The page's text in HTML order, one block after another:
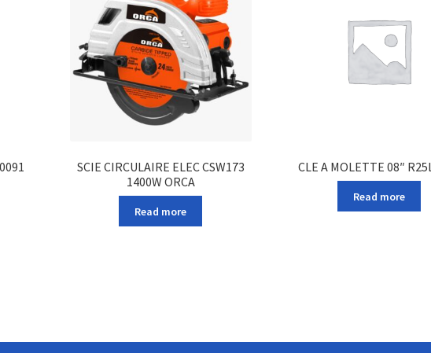
SCIE CIRCULAIRE ELEC CSW173
1400W ORCA
Read more
CLE A MOLETTE 08″
Read more